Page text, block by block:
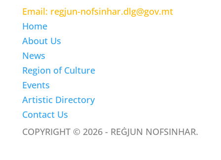
Email: regjun-nofsinhar.dlg@gov.mt
Home
About Us
News
Region of Culture
Events
Artistic Directory
Contact Us
COPYRIGHT © 2026 - REĠJUN NOFSINHAR.